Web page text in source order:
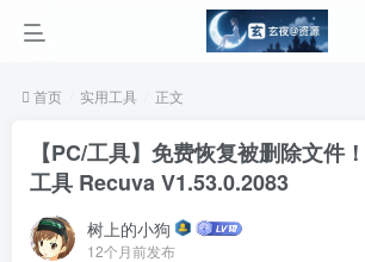
首页 实用工具 正文
【PC/工具】免费恢复被删除文件
工具 Recuva V1.53.0.2083
树上的小狗
12个月前发布